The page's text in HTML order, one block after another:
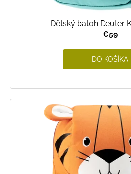
Dětský batoh Deuter
€59
DO KOŠÍKA